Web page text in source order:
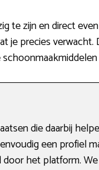
te zijn en direct
je precies verwacht.
die daarbij
een profiel
het platform.